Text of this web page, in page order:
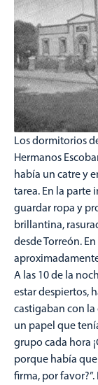
Los dormitorios
Hermanos
había un catre y
tarea. En la parte
guardar ropa y
brillantina,
desde Torreón.
A las 10 de la
estar despiertos,
castigaban con la
un papel que
grupo cada hora
porque había que
firma, por